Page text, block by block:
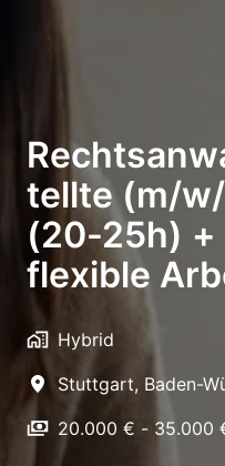
tellte (m/
(20-25h) +
flexible
Hybrid
Stuttgart, Baden-
20.000 € - 35.000